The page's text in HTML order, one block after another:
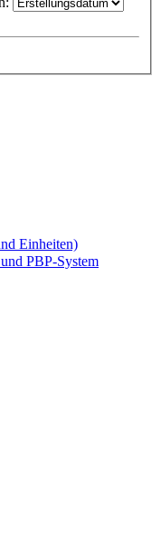
Einheiten)
PBP-System